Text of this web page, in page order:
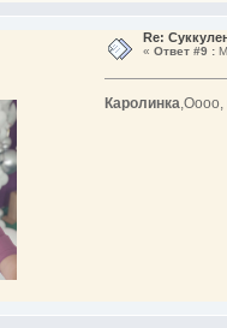
Re:
« Ответ #9 :
Каролинка,Оооо,